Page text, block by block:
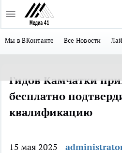
Мы в ВКонтакте Все Новости
Гидов Камчатки
бесплатно
квалификацию
15 мая 2025